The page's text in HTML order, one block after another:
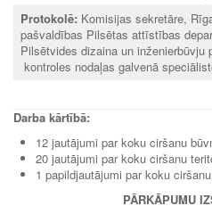
Protokolē: Komisijas sekretāre,
pašvaldības Pilsētas attīstības
Pilsētvides dizaina un inženierbūvju
kontroles nodaļas galvenā
Darba kārtībā:
12 jautājumi par koku ciršanu
20 jautājumi par koku ciršanu
1 papildjautājumi par koku
PĀRKĀPUMU